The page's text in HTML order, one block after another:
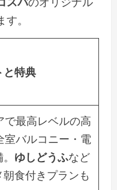
。
と特典
最高レベルの高
バルコニー・電
ゆしどうふなど
食付きプランも